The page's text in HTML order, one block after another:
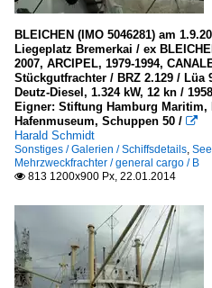
BLEICHEN (IMO 5046281) am
Liegeplatz Bremerkai / ex
2007, ARCIPEL, 1979-1994,
Stückgutfrachter / BRZ 2.129 / Lüa
Deutz-Diesel, 1.324 kW, 12 kn /
Eigner: Stiftung Hamburg
Hafenmuseum, Schuppen 50 / 
Harald Schmidt
Sonstiges / Galerien / Schiffsdetails,
Mehrzweckfrachter / general cargo / B
 813 1200x900 Px, 22.01.2014